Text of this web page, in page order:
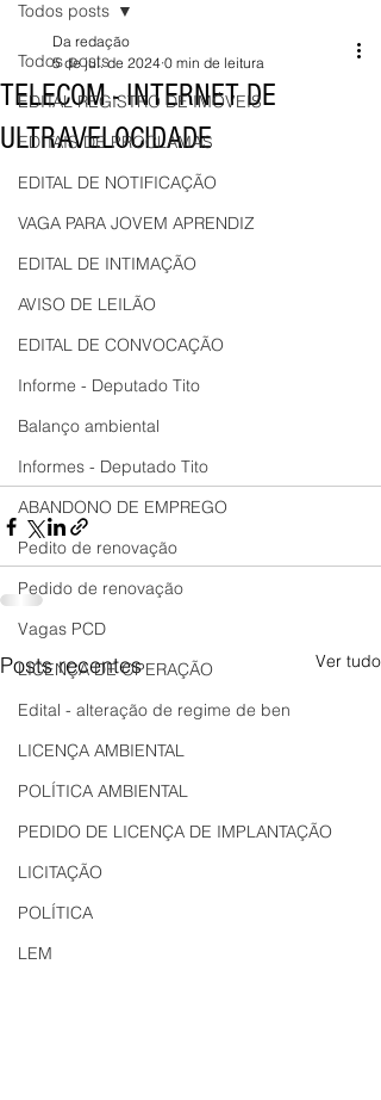
Todos posts
EDITAL REGISTRO DE IMÓVEIS
EDITAIS DE PROCLAMAS
EDITAL DE NOTIFICAÇÃO
VAGA PARA JOVEM APRENDIZ
EDITAL DE INTIMAÇÃO
AVISO DE LEILÃO
EDITAL DE CONVOCAÇÃO
Informe - Deputado Tito
Balanço ambiental
Informes - Deputado Tito
ABANDONO DE EMPREGO
Pedito de renovação
Pedido de renovação
Vagas PCD
LICENÇA DE OPERAÇÃO
Edital - alteração de regime de ben
LICENÇA AMBIENTAL
POLÍTICA AMBIENTAL
PEDIDO DE LICENÇA DE IMPLANTAÇÃO
LICITAÇÃO
POLÍTICA
LEM
Todos posts
TELECOM - INTERNET DE
ULTRAVELOCIDADE
Da redação
5 de jul. de 2024 0 min de leitura
Posts recentes Ver tudo